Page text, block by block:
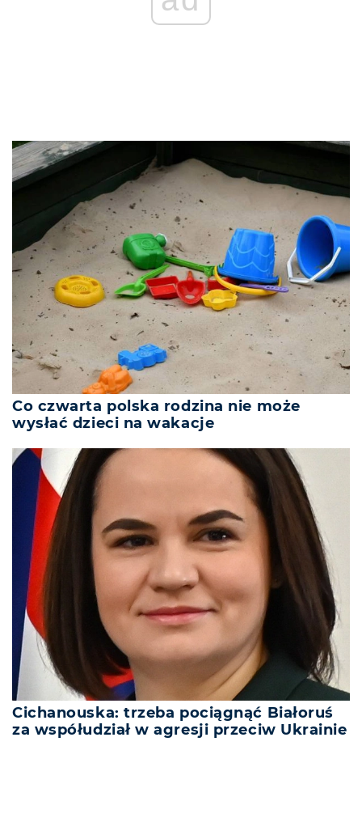
Co czwarta polska rodzina nie może
wysłać dzieci na wakacje
Cichanouska: trzeba pociągnąć Białoruś
za współudział w agresji przeciw Ukrainie